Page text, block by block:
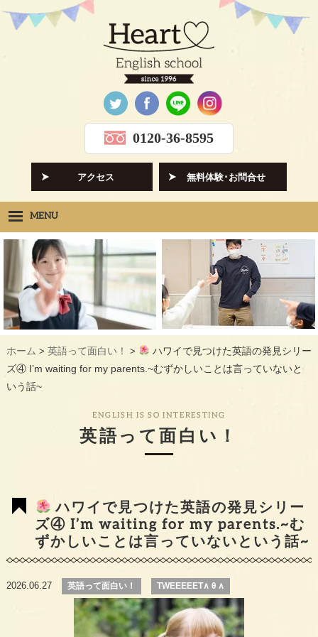
0120-36-8595
アクセス 無料体験･お問合せ
MENU
Heartの想い HOPE
クラス紹介
先生紹介 INSTRUCTORS
ギャラリー GALLERY
教室概要 INFORMATION
生徒様のお声
ホーム > 英語って面白い！ >
ハワイで見つけた英語の発見シリー
ズ④ I’m waiting for my parents.~むずかしいことは言っていないと
いう話~
ENGLISH IS SO INTERESTING
英語って面白い！
ハワイで見つけた英語の発見シリー
ズ④ I’m waiting for my parents.~む
ずかしいことは言っていないという話~
2026.06.27 英語って面白い！ TWEEEEET∧ θ ∧